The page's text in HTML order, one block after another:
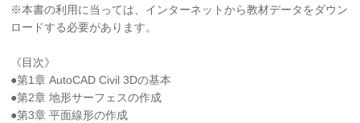
※本書の利用に当っては、インターネットから教材データをダウン
ロードする必要があります。
《目次》
●第1章 AutoCAD Civil 3Dの基本
●第2章 地形サーフェスの作成
●第3章 平面線形の作成